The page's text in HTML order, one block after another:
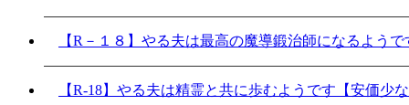
【R－１８】やる夫は最高の魔導鍛治師になるよう
【R-18】やる夫は精霊と共に歩むようです【安価少